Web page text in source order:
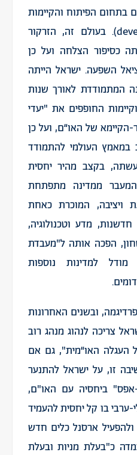
בתחום הפיתוח והקיימות
(development Sustainable). בעולם זה, הזרקור
כסיפור הצלחה ועל כן
השפעה. ישראל הייתה
המתמודדת לאורך שנות
החופפים את "יעדי
הקיימא של האו“ם, ועל כן
במאמץ העולמי להתמודד
בקצב מהיר יחסית
ממדינה מתפתחת
ויציבה, המוכרת כאחת
מדע וטכנולוגיה,
הפכה אותה ל"מעבדת
למדינות נוספות
ובשנים האחרונות
צריכה לנהוג מנהג רוב
העגלה האו“מית", גם אם
זו, על ישראל להתנער
ביחסיה עם האו"ם,
בו קל יחסית להעמיד
ארסנל כלים חדש
כ"בעלת מניות ובעלת